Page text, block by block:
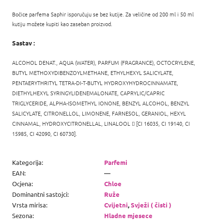
Bočice parfema Saphir isporučuju se bez kutije. Za veličine od 200 ml i 50 ml
kutiju možete kupiti kao zaseban proizvod.
Sastav :
ALCOHOL DENAT., AQUA (WATER), PARFUM (FRAGRANCE), OCTOCRYLENE,
BUTYL METHOXYDIBENZOYLMETHANE, ETHYLHEXYL SALICYLATE,
PENTAERYTHRITYL TETRA-DI-T-BUTYL HYDROXYHYDROCINNAMATE,
DIETHYLHEXYL SYRINGYLIDENEMALONATE, CAPRYLIC/CAPRIC
TRIGLYCERIDE, ALPHA-ISOMETHYL IONONE, BENZYL ALCOHOL, BENZYL
SALICYLATE, CITRONELLOL, LIMONENE, FARNESOL, GERANIOL, HEXYL
CINNAMAL, HYDROXYCITRONELLAL, LINALOOL  [CI 16035, CI 19140, CI
15985, CI 42090, CI 60730].
Kategorija:
Parfemi
EAN:
—
Ocjena:
Chloe
Dominantni sastojci:
Ruže
Vrsta mirisa: Cvijetni,Svježi ( čisti )
Sezona:
Hladne mjesece